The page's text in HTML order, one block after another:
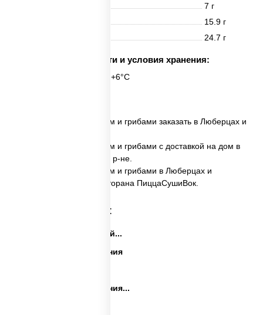
7 г
15.9 г
24.7 г
Срок годности и условия хранения:
6 часов при t° от +2°C до +6°C
✅ Говядина с картофелем и грибами заказать в Люберцах и
✅ Говядина с картофелем и грибами с доставкой на дом в
Люберцах и Люберецком р-не.
✅ Говядина с картофелем и грибами в Люберцах и
Люберецком р-не из ресторана ПиццаСушиВок.
Категории товара:
Закуски на праздничный...
Закуски на день рождения
Закуски на день рождения...